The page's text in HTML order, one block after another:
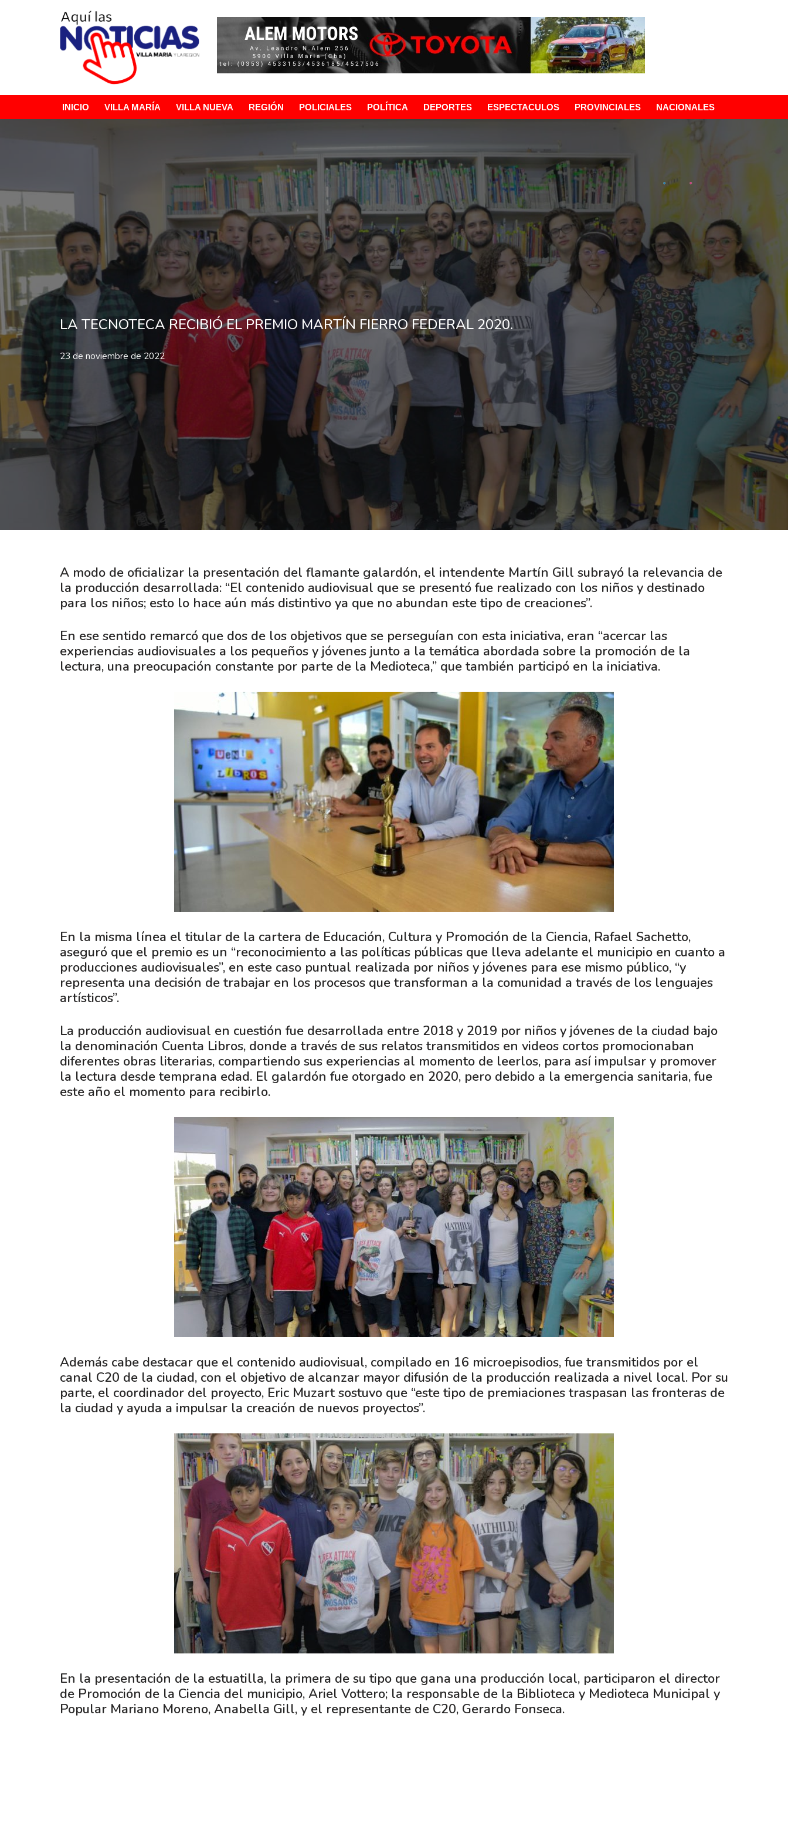
INICIO VILLA MARÍA VILLA NUEVA REGIÓN POLICIALES POLÍTICA DEPORTES ESPECTACULOS PROVINCIALES NACIONALES
LA TECNOTECA RECIBIÓ EL PREMIO MARTÍN FIERRO FEDERAL 2020.
23 de noviembre de 2022
A modo de oficializar la presentación del flamante galardón, el intendente Martín Gill subrayó la relevancia de
la producción desarrollada: “El contenido audiovisual que se presentó fue realizado con los niños y destinado
para los niños; esto lo hace aún más distintivo ya que no abundan este tipo de creaciones”.
En ese sentido remarcó que dos de los objetivos que se perseguían con esta iniciativa, eran “acercar las
experiencias audiovisuales a los pequeños y jóvenes junto a la temática abordada sobre la promoción de la
lectura, una preocupación constante por parte de la Medioteca,” que también participó en la iniciativa.
En la misma línea el titular de la cartera de Educación, Cultura y Promoción de la Ciencia, Rafael Sachetto,
aseguró que el premio es un “reconocimiento a las políticas públicas que lleva adelante el municipio en cuanto a
producciones audiovisuales”, en este caso puntual realizada por niños y jóvenes para ese mismo público, “y
representa una decisión de trabajar en los procesos que transforman a la comunidad a través de los lenguajes
artísticos”.
La producción audiovisual en cuestión fue desarrollada entre 2018 y 2019 por niños y jóvenes de la ciudad bajo
la denominación Cuenta Libros, donde a través de sus relatos transmitidos en videos cortos promocionaban
diferentes obras literarias, compartiendo sus experiencias al momento de leerlos, para así impulsar y promover
la lectura desde temprana edad. El galardón fue otorgado en 2020, pero debido a la emergencia sanitaria, fue
este año el momento para recibirlo.
Además cabe destacar que el contenido audiovisual, compilado en 16 microepisodios, fue transmitidos por el
canal C20 de la ciudad, con el objetivo de alcanzar mayor difusión de la producción realizada a nivel local. Por su
parte, el coordinador del proyecto, Eric Muzart sostuvo que “este tipo de premiaciones traspasan las fronteras de
la ciudad y ayuda a impulsar la creación de nuevos proyectos”.
En la presentación de la estuatilla, la primera de su tipo que gana una producción local, participaron el director
de Promoción de la Ciencia del municipio, Ariel Vottero; la responsable de la Biblioteca y Medioteca Municipal y
Popular Mariano Moreno, Anabella Gill, y el representante de C20, Gerardo Fonseca.